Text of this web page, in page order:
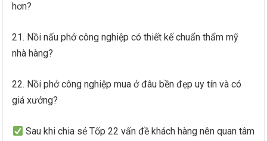
hơn?
21. Nồi nấu phở công nghiệp có thiết kế chuẩn thẩm mỹ
nhà hàng?
22. Nồi phở công nghiệp mua ở đâu bền đẹp uy tín và có
giá xưởng?
Sau khi chia sẻ Tốp 22 vấn đề khách hàng nên quan tâm